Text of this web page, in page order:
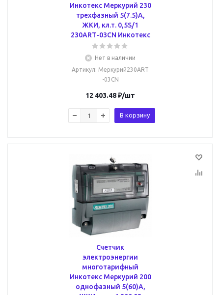
Инкотекс Меркурий 230
трехфазный 5(7.5)А,
ЖКИ, кл.т. 0,5S/1
230ART-03CN Инкотекс
Нет в наличии
Артикул: Меркурий230ART
-03CN
12 403.48₽/шт
В корзину
Счетчик
электроэнергии
многотарифный
Инкотекс Меркурий 200
однофазный 5(60)А,